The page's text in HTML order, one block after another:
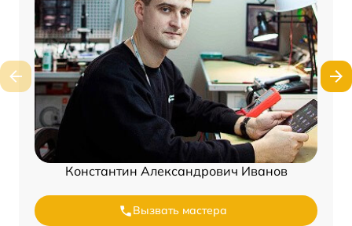
Константин Александрович Иванов
Вызвать мастера